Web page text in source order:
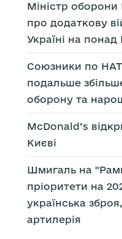
Міністр
про додаткову
Україні на понад
Союзники по
подальше
оборону та
McDonald’s
Києві
Шмигаль на
пріоритети на
українська
артилерія